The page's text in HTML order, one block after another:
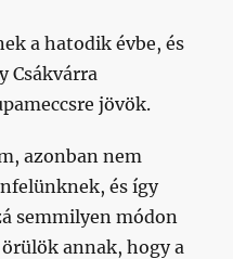
a hatodik évbe, és
Csákvárra
jövök.
azonban nem
és így
semmilyen módon
annak, hogy a